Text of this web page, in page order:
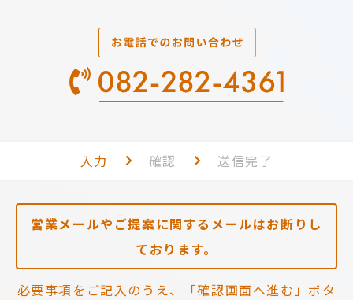
入力 確認 送信完了
営業メールやご提案に関するメールはお断りし
ております。
必要事項をご記入のうえ、「確認画面へ進む」ボタ